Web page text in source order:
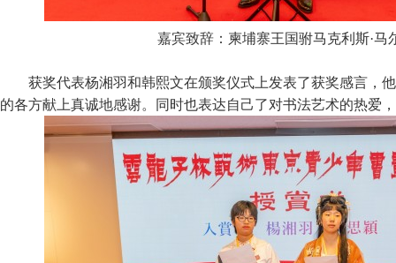
嘉宾致辞：柬埔寨王国驸马克利斯·马
获奖代表杨湘羽和韩熙文在颁奖仪式上发表了获奖感言，
的各方献上真诚地感谢。同时也表达自己了对书法艺术的热爱